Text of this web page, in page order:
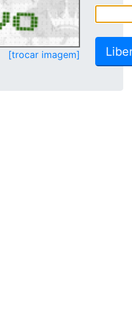
[trocar imagem]